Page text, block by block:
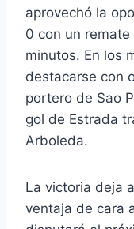
aprovechó la
0 con un
minutos. En los
destacarse con
portero de Sao
gol de Estrada
Arboleda.
La victoria deja
ventaja de cara